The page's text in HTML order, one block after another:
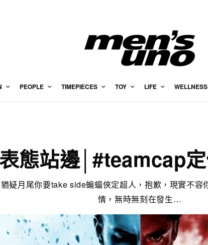
PEOPLE TIMEPIECES TOY LIFE WELLNESS
態站邊│#teamcap
疑月尾你要take side蝙蝠俠定超人，抱歉，現實不容
情，無時無刻在發生…